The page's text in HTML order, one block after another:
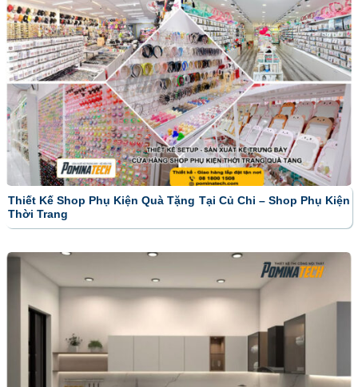
Thiết Kế Shop Phụ Kiện Quà Tặng Tại Củ Chi – Shop Phụ Kiện
Thời Trang